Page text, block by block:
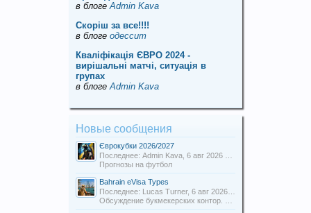
в блогеAdmin Kava
Скорiш за все!!!!
в блоге одессит
Кваліфікація ЄВРО 2024 -
вирішальні матчі, ситуація в
групах
в блогеAdmin Kava
Новые сообщения
Єврокубки 2026/2027
Последнее: Admin Kava, 6 авг 2026 в 19:31
Прогнозы на футбол
Bahrain eVisa Types
Последнее: Lucas Turner, 6 авг 2026 в 13:16